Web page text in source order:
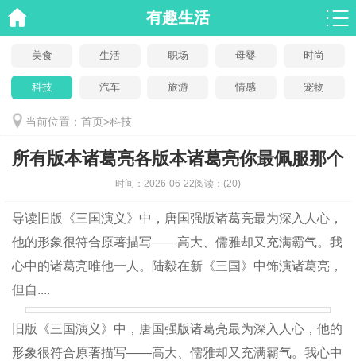
有趣生活
美食 生活 职场 母婴 时尚
科技 汽车 旅游 情感 宠物
当前位置： 首页>科技
所有版本诸葛亮各版本诸葛亮你最佩服那个
时间： 2026-06-22阅读： (20)
导读 旧版《三国演义》中，唐国强版诸葛亮最为深入人心，
他的形象很符合原著描写——高大、儒雅却又充满霸气。我
心中的诸葛亮唯他一人。陆毅在新《三国》中饰演诸葛亮，
但自....
旧版《三国演义》中，唐国强版诸葛亮最为深入人心，他的
形象很符合原著描写——高大、儒雅却又充满霸气。我心中